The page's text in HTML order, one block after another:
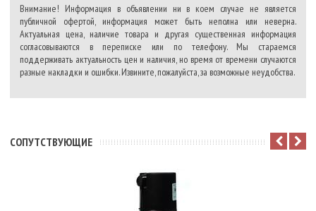
Внимание! Информация в объявлении ни в коем случае не является
публичной офертой, информация может быть неполна или неверна.
Актуальная цена, наличие товара и другая существенная информация
согласовываются в переписке или по телефону. Мы стараемся
поддерживать актуальность цен и наличия, но время от времени случаются
разные накладки и ошибки. Извините, пожалуйста, за возможные неудобства.
CОПУТСТВУЮЩИЕ